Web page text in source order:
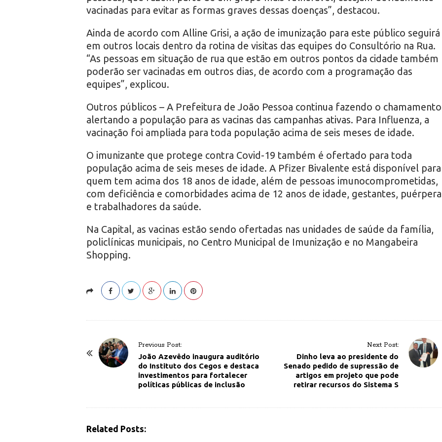
vacinadas para evitar as formas graves dessas doenças”, destacou.
Ainda de acordo com Alline Grisi, a ação de imunização para este público seguirá
em outros locais dentro da rotina de visitas das equipes do Consultório na Rua.
“As pessoas em situação de rua que estão em outros pontos da cidade também
poderão ser vacinadas em outros dias, de acordo com a programação das
equipes”, explicou.
Outros públicos – A Prefeitura de João Pessoa continua fazendo o
alertando a população para as vacinas das campanhas ativas. Para Influenza, a
vacinação foi ampliada para toda população acima de seis meses de idade.
O imunizante que protege contra Covid-19 também é ofertado para toda
população acima de seis meses de idade. A Pfizer Bivalente está disponível para
quem tem acima dos 18 anos de idade, além de pessoas imunocomprometidas,
com deficiência e comorbidades acima de 12 anos de idade, gestantes,
e trabalhadores da saúde.
Na Capital, as vacinas estão sendo ofertadas nas unidades de saúde da família,
policlínicas municipais, no Centro Municipal de Imunização e no Mangabeira
Shopping.
Previous Post:
João Azevêdo inaugura auditório
do Instituto dos Cegos e destaca
investimentos para fortalecer
políticas públicas de inclusão
Next Post:
Dinho leva ao presidente do
Senado pedido de supressão de
artigos em projeto que pode
retirar recursos do Sistema S
Related Posts: